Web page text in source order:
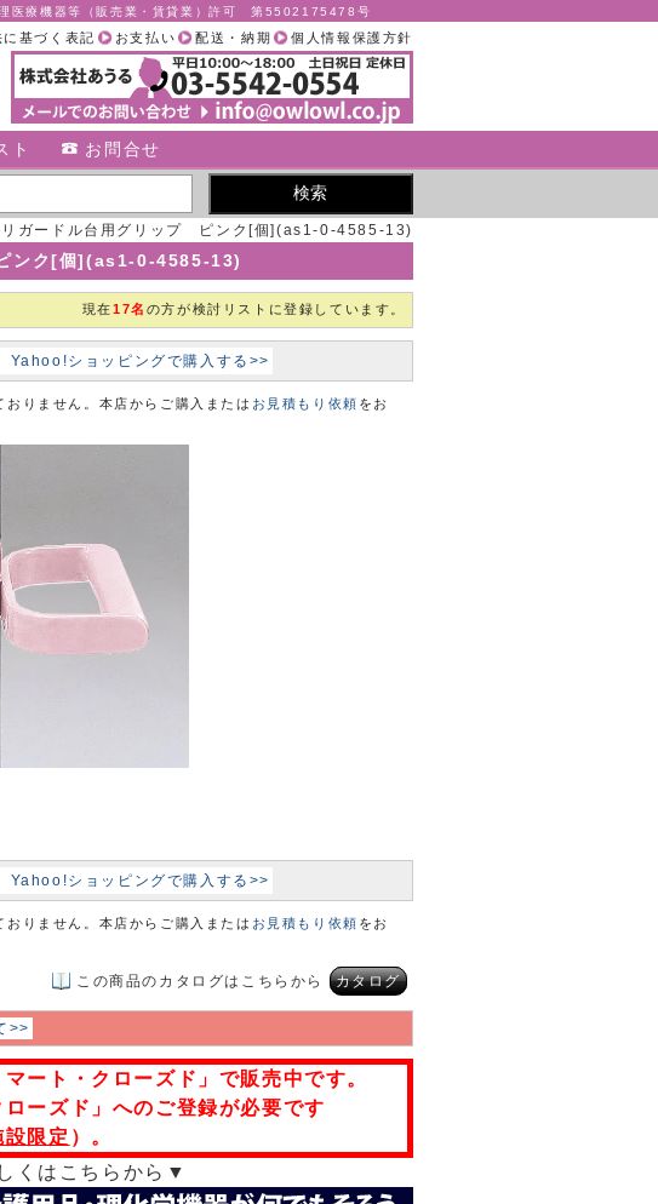
医療機器等（販売業・賃貸業）許可 第5502175478号
個人情報保護方針
配送・納期
お支払い
基づく表記
ト お問合せ
ガードル台用グリップ ピンク[個](as1-0-4585-13)
ンク[個](as1-0-4585-13)
現在17名 の方が検討リストに登録しています。
Yahoo!ショッピングで購入する>>
りません。本店からご購入または お見積もり依頼 をお
Yahoo!ショッピングで購入する>>
りません。本店からご購入または お見積もり依頼 をお
この商品のカタログはこちらから カタログ
>>
ート・クローズド」で販売中です。
ーズド」へのご登録が必要です
限定 ）。
くはこちらから▼